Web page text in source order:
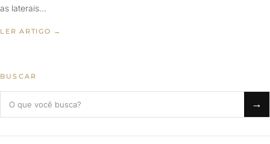
as laterais…
LER ARTIGO →
BUSCAR
→